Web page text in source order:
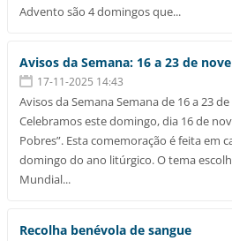
Advento são 4 domingos que...
Avisos da Semana: 16 a 23 de
17-11-2025 14:43
Avisos da Semana Semana de 16 a 23
Celebramos este domingo, dia 16 de
Pobres”. Esta comemoração é feita em
domingo do ano litúrgico. O tema
Mundial...
Recolha benévola de sangue